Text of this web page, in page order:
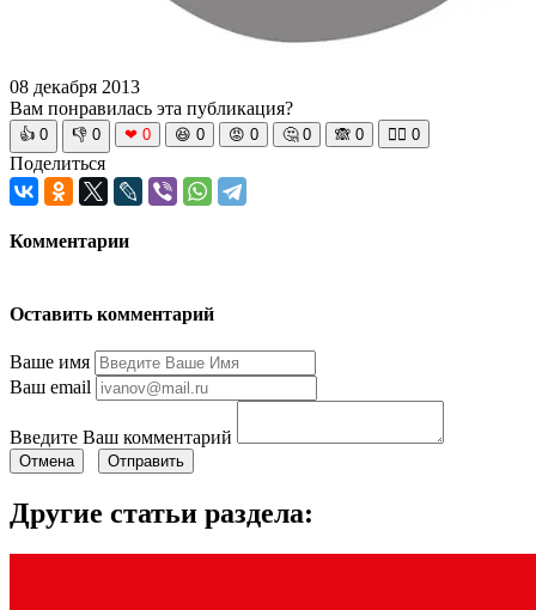
08 декабря 2013
Вам понравилась эта публикация?
👍 0 👎 0 ❤ 0 😆 0 😡 0 🤔 0 🙈 0 🧘‍♀️ 0
Поделиться
Комментарии
Оставить комментарий
Ваше имя
Ваш email
Введите Ваш комментарий
Отмена Отправить
Другие статьи раздела: